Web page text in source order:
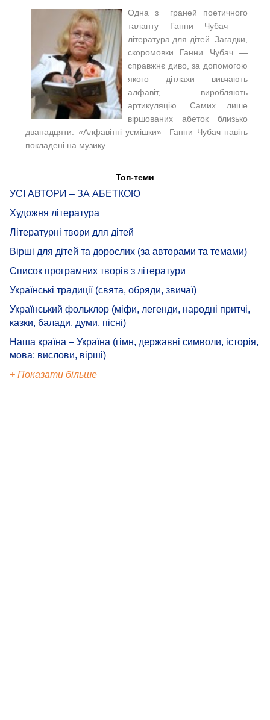
Одна з граней поетичного
таланту Ганни Чубач —
література для дітей. Загадки,
скоромовки Ганни Чубач —
справжнє диво, за допомогою
якого дітлахи вивчають
алфавіт, виробляють
артикуляцію. Самих лише
віршованих абеток близько
дванадцяти. «Алфавітні усмішки» Ганни Чубач навіть
покладені на музику.
Топ-теми
УСІ АВТОРИ – ЗА АБЕТКОЮ
Художня література
Літературні твори для дітей
Вірші для дітей та дорослих (за авторами та темами)
Список програмних творів з літератури
Українські традиції (свята, обряди, звичаї)
Український фольклор (міфи, легенди, народні притчі,
казки, балади, думи, пісні)
Наша країна – Україна (гімн, державні символи, історія,
мова: вислови, вірші)
+ Показати більше